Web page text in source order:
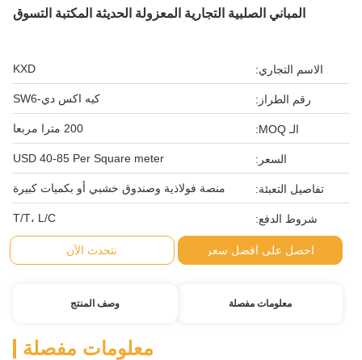
المباني الصلبية التجارية المعزولة الحديثة المكتبة التسوق
الاسم التجاري: KXD
رقم الطراز: كيه اكس دي-SW6
الـ MOQ: 200 مترا مربعا
السعر: USD 40-85 Per Square meter
تفاصيل التعبئة: منصة فولاذية وصندوق خشبي أو بكميات كبيرة
شروط الدفع: T/T، L/C
احصل على أفضل سعر نتحدث الآن
معلومات مفصلة وصف المنتج
معلومات مفصلة